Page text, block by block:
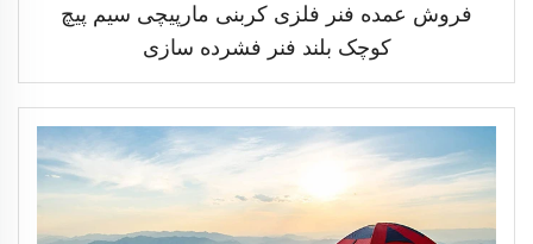
فروش عمده فنر فلزی کربنی مارپیچی سیم پیچ
کوچک بلند فنر فشرده سازی